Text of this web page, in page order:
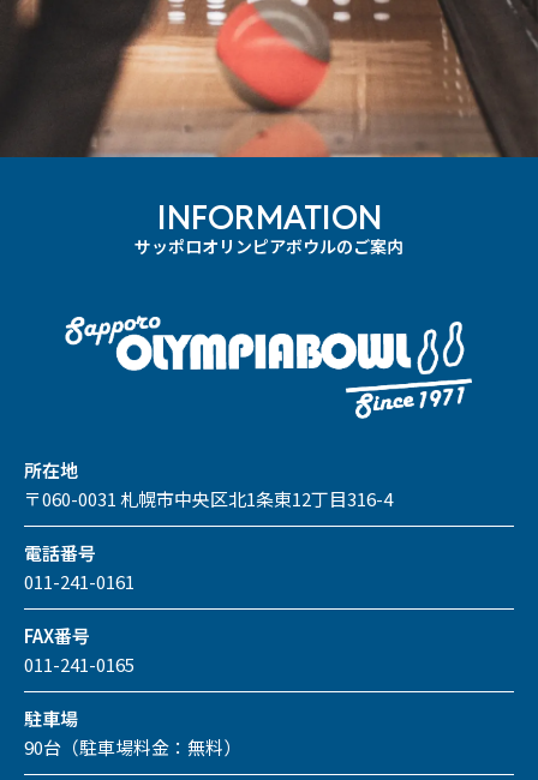
INFORMATION
サッポロオリンピアボウルのご案内
所在地
〒060-0031 札幌市中央区北1条東12丁目316-4
電話番号
011-241-0161
FAX番号
011-241-0165
駐車場
90台（駐車場料金：無料）